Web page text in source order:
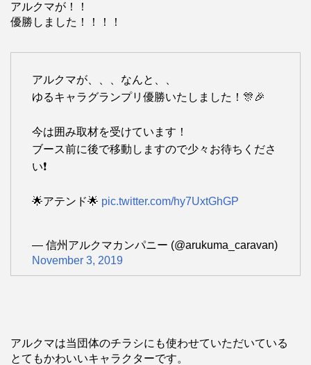
アルクマが！！
優勝しました！！！！
アルクマが、、、なんと、、
ゆるキャラグランプリ優勝いたしました！🎊🎉
今は囲み取材を受けています！
ブース前に後で移動しますので少々お待ちくださ
い❗
🌟アテンド🌟 pic.twitter.com/hy7UxtGhGP
— 信州アルクマカンパニー (@arukuma_caravan)
November 3, 2019
アルクマは当団体のチラシにも使わせていただいている
とてもかわいいキャラクターです。